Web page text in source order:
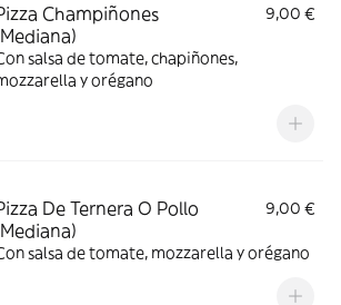
Champiñones
9,00 €
salsa de tomate, chapiñones,
y orégano
De Ternera O Pollo
9,00 €
salsa de tomate, mozzarella y orégano